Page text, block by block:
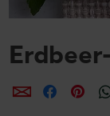
per E-Mail
per